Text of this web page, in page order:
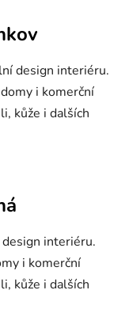
design interiéru.
i komerční
kůže i dalších
interiéru.
i komerční
kůže i dalších